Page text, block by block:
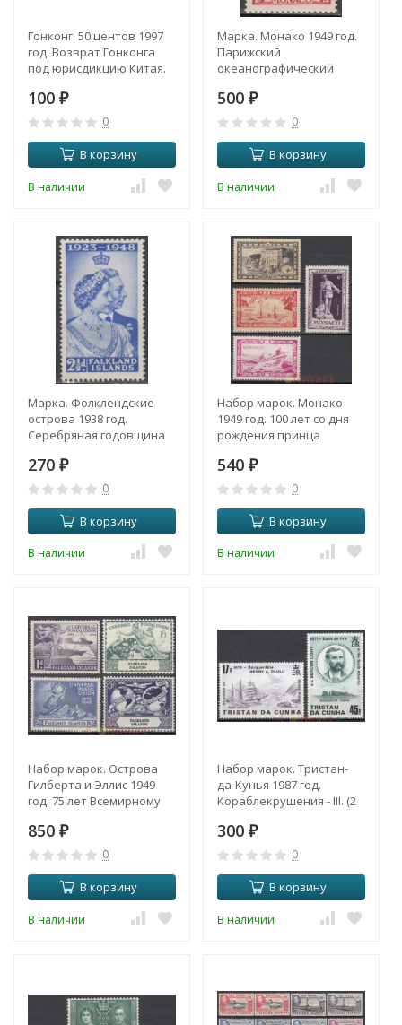
Гонконг. 50 центов 1997
год. Возврат Гонконга
под юрисдикцию Китая.
100 ₽
0
В корзину
В наличии
Марка. Монако 1949 год.
Парижский
океанографический
рождения принца
Альберта I.
500 ₽
0
В корзину
В наличии
Марка. Фолклендские
острова 1938 год.
Серебряная годовщина
и королевы Елизаветы.
270 ₽
0
В корзину
В наличии
Набор марок. Монако
1949 год. 100 лет со дня
рождения принца
540 ₽
0
В корзину
В наличии
Набор марок. Острова
Гилберта и Эллис 1949
год. 75 лет Всемирному
марки)
850 ₽
0
В корзину
В наличии
Набор марок. Тристан-
да-Кунья 1987 год.
Кораблекрушения - III. (2
300 ₽
0
В корзину
В наличии